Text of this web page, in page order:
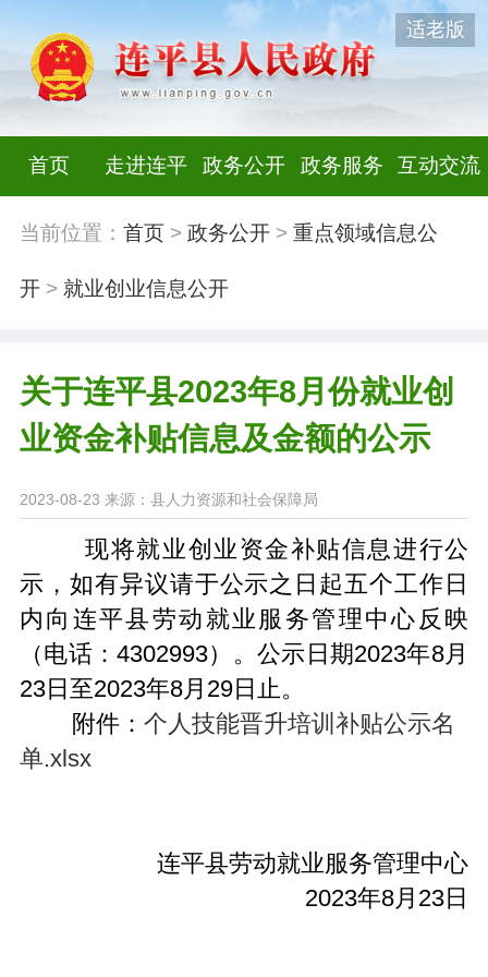
适老版
首页 走进连平 政务公开 政务服务 互动交流
当前位置： 首页> 政务公开> 重点领域信息公
开> 就业创业信息公开
关于连平县2023年8月份就业创
业资金补贴信息及金额的公示
2023-08-23 来源：县人力资源和社会保障局
现将就业创业资金补贴信息进行公
示，如有异议请于公示之日起五个工作日
内向连平县劳动就业服务管理中心反映
（电话：4302993）。公示日期2023年8月
23日至2023年8月29日止。
附件： 个人技能晋升培训补贴公示名
单.xlsx
连平县劳动就业服务管理中心
2023年8月23日